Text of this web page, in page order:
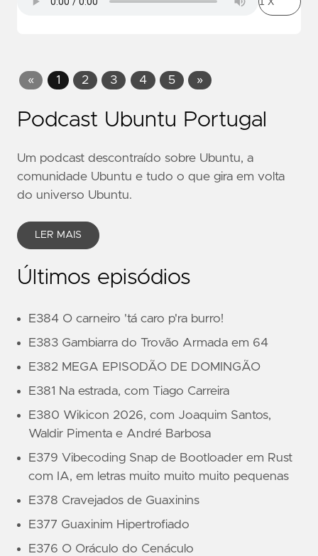
« 1 2 3 4 5 »
Podcast Ubuntu Portugal
Um podcast descontraído sobre Ubuntu, a
comunidade Ubuntu e tudo o que gira em volta
do universo Ubuntu.
LER MAIS
Últimos episódios
E384 O carneiro 'tá caro p'ra burro!
E383 Gambiarra do Trovão Armada em 64
E382 MEGA EPISODÃO DE DOMINGÃO
E381 Na estrada, com Tiago Carreira
E380 Wikicon 2026, com Joaquim Santos,
Waldir Pimenta e André Barbosa
E379 Vibecoding Snap de Bootloader em Rust
com IA, em letras muito muito muito pequenas
E378 Cravejados de Guaxinins
E377 Guaxinim Hipertrofiado
E376 O Oráculo do Cenáculo